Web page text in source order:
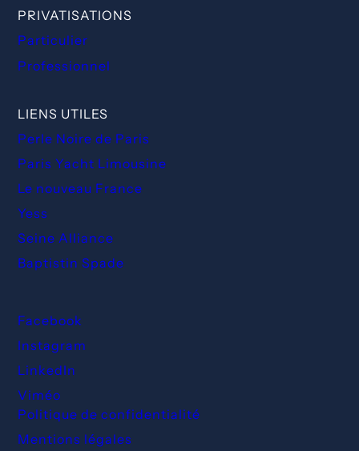
PRIVATISATIONS
Particulier
Professionnel
LIENS UTILES
Perle Noire de Paris
Paris Yacht Limousine
Le nouveau France
Yess
Seine Alliance
Baptistin Spade
Facebook
Instagram
LinkedIn
Viméo
Politique de confidentialité
Mentions légales